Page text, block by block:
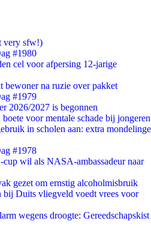
very sfw!)
#1980
cel voor afpersing 12-jarige
bewoner na ruzie over pakket
#1979
2026/2027 is begonnen
voor mentale schade bij jongeren
in scholen aan: extra mondelinge
#1978
wil als NASA-ambassadeur naar
gezet om ernstig alcoholmisbruik
bij Duits vliegveld voedt vrees voor
wegens droogte: Gereedschapskist